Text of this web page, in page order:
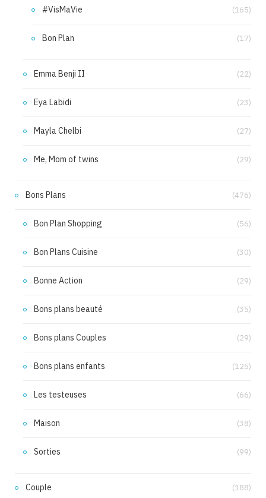
#VisMaVie (165)
Bon Plan (17)
Emma Benji II (22)
Eya Labidi (23)
Mayla Chelbi (27)
Me, Mom of twins (29)
Bons Plans (476)
Bon Plan Shopping (56)
Bon Plans Cuisine (30)
Bonne Action (29)
Bons plans beauté (35)
Bons plans Couples (29)
Bons plans enfants (125)
Les testeuses (66)
Maison (38)
Sorties (99)
Couple (188)